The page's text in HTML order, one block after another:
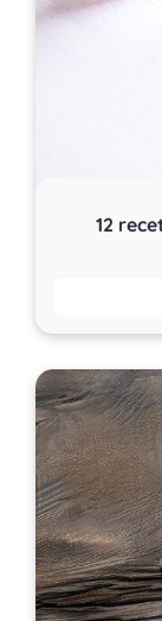
12